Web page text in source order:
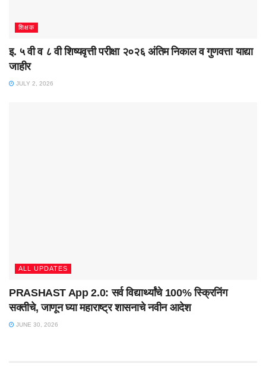
शिक्षक
इ. ५ वी व ८ वी शिष्यवृत्ती परीक्षा २०२६ अंतिम निकाल व गुणवत्ता याद्या
जाहीर
JULY 2, 2026
ALL UPDATES
PRASHAST App 2.0: सर्व विद्यार्थ्यांचे 100% स्क्रिनिंग
सक्तीचे, जाणून घ्या महाराष्ट्र शासनाचे नवीन आदेश
JUNE 30, 2026